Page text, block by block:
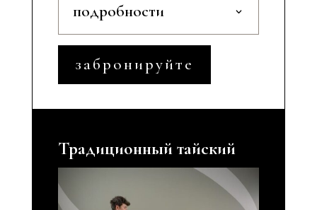
подробности
забронируйте
Традиционный тайский